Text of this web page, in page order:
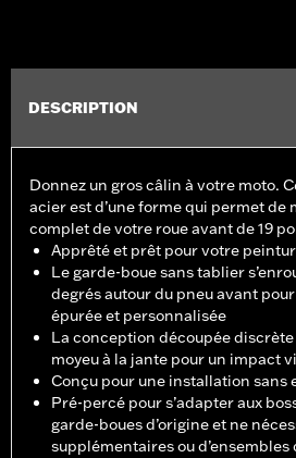
DESCRIPTION
Donnez un gros câlin à votre moto.
acier est d’une forme qui permet de
complet de votre roue avant de 19
Apprêté et prêt pour votre
Le garde-boue sans tablier
degrés autour du pneu avant
épurée et personnalisée
La conception découpée discrète
moyeu à la jante pour un impact
Conçu pour une installation sans
Pré-percé pour s’adapter aux
garde-boues d’origine et ne
supplémentaires ou d’ensembles